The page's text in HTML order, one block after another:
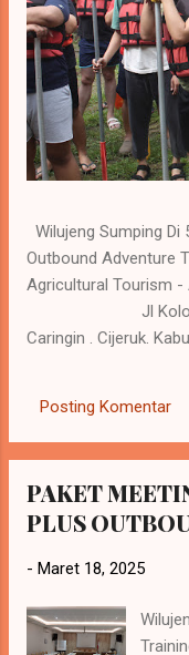
Wilujeng Sumping Di
Outbound Adventure
Agricultural Tourism
Jl Kolonel
Caringin . Cijeruk.
Merangkul harmoni
menghargai
Resort. Kebutuhan
keluar dari rutinitas
sangat baik bagi
melemah. Hati yang
penyakit tubuh. Tubuh
produktivitas dalam
Posting Komentar
PAKET
PLUS
- Maret 18, 2025